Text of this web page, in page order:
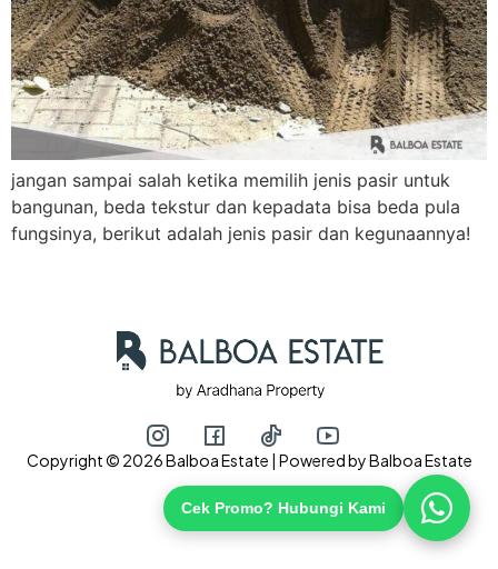
jangan sampai salah ketika memilih jenis pasir untuk
bangunan, beda tekstur dan kepadata bisa beda pula
fungsinya, berikut adalah jenis pasir dan kegunaannya!
Copyright © 2026 Balboa Estate | Powered by Balboa Estate
Cek Promo? Hubungi Kami
Nama Lengkap
Hubungi via WhatsApp